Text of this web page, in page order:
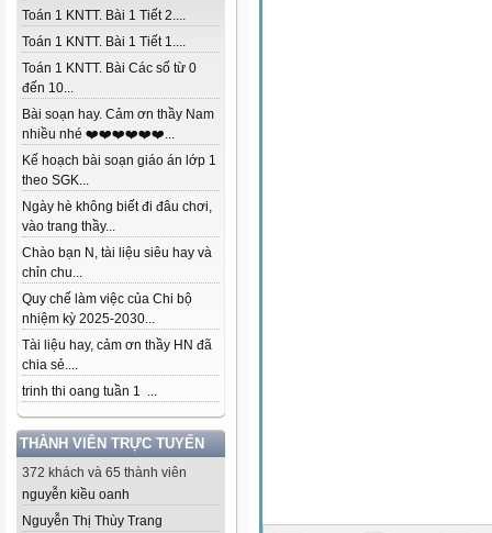
Toán 1 KNTT. Bài 1 Tiết 2....
Toán 1 KNTT. Bài 1 Tiết 1....
Toán 1 KNTT. Bài Các số từ 0
đến 10...
Bài soạn hay. Cảm ơn thầy Nam
nhiều nhé ❤️❤️❤️❤️❤️❤️...
Kế hoạch bài soạn giáo án lớp 1
theo SGK...
Ngày hè không biết đi đâu chơi,
vào trang thầy...
Chào bạn N, tài liệu siêu hay và
chỉn chu...
Quy chế làm việc của Chi bộ
nhiệm kỳ 2025-2030...
Tài liệu hay, cảm ơn thầy HN đã
chia sẻ....
trinh thi oang tuần 1 ...
THÀNH VIÊN TRỰC TUYẾN
372 khách và 65 thành viên
nguyễn kiều oanh
Nguyễn Thị Thùy Trang